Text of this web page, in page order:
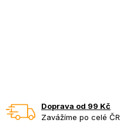
Doprava od 99 Kč
Zavážíme po celé ČR